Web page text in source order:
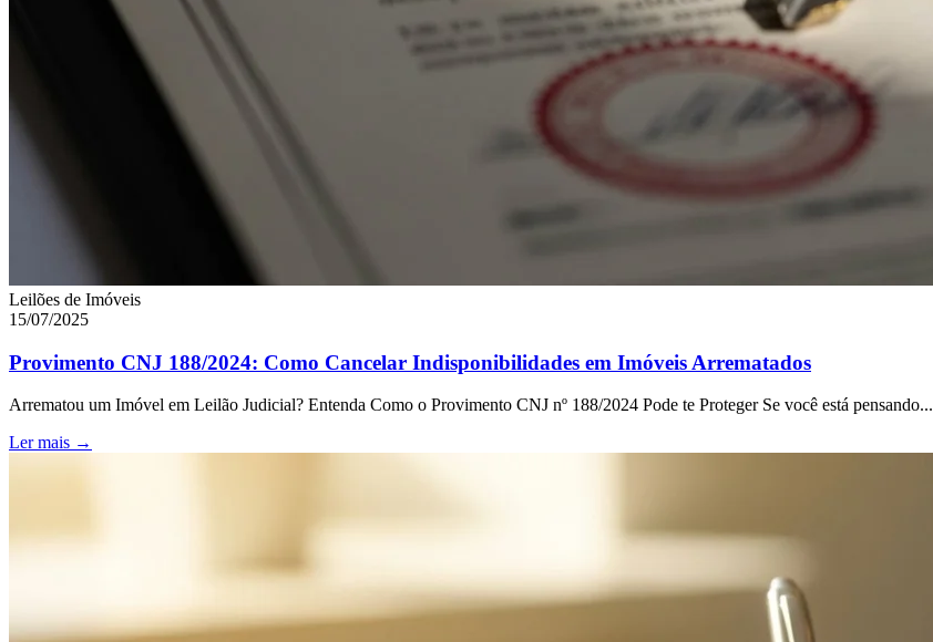
Leilões de Imóveis
15/07/2025
Provimento CNJ 188/2024: Como Cancelar Indisponibilidades em Imóveis Arrematados
Arrematou um Imóvel em Leilão Judicial? Entenda Como o Provimento CNJ nº 188/2024 Pode te Proteger Se você está pensando...
Ler mais →